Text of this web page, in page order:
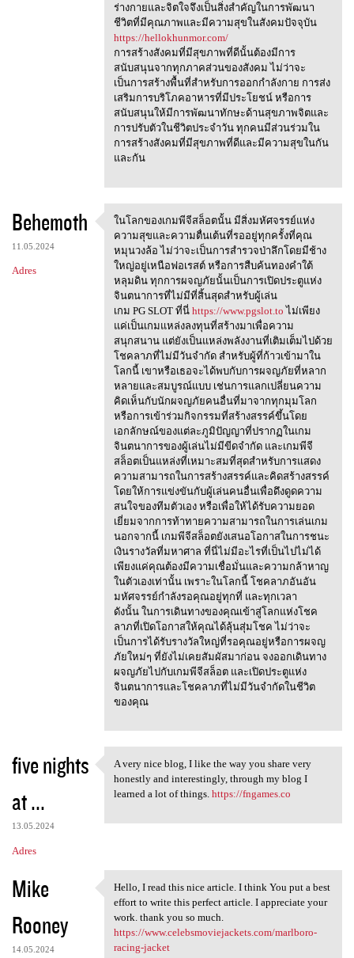
ร่างกายและจิตใจจึงเป็นสิ่งสำคัญในการพัฒนา
ชีวิตที่มีคุณภาพและมีความสุขในสังคมปัจจุบัน
https://hellokhunmor.com/
การสร้างสังคมที่มีสุขภาพที่ดีนั้นต้องมีการ
สนับสนุนจากทุกภาคส่วนของสังคม ไม่ว่าจะ
เป็นการสร้างพื้นที่สำหรับการออกกำลังกาย การส่ง
เสริมการบริโภคอาหารที่มีประโยชน์ หรือการ
สนับสนุนให้มีการพัฒนาทักษะด้านสุขภาพจิตและ
การปรับตัวในชีวิตประจำวัน ทุกคนมีส่วนร่วมใน
การสร้างสังคมที่มีสุขภาพที่ดีและมีความสุขในกัน
และกัน
Behemoth
11.05.2024
Adres
ในโลกของเกมพีจีสล็อตนั้น
ในโลกของเกมพีจีสล็อตนั้น มีสิ่งมหัศจรรย์แห่ง
ความสุขและความตื่นเต้นที่รออยู่ทุกครั้งที่คุณ
หมุนวงล้อ ไม่ว่าจะเป็นการสำรวจป่าลึกโดยมีช้าง
ใหญ่อยู่เหนือฟอเรสต์ หรือการสืบค้นทองคำใต้
หลุมดิน ทุกการผจญภัยนั้นเป็นการเปิดประตูแห่ง
จินตนาการที่ไม่มีที่สิ้นสุดสำหรับผู้เล่น
เกม PG SLOT ที่นี่ https://www.pgslot.to ไม่เพียง
แค่เป็นเกมแหล่งลงทุนที่สร้างมาเพื่อความ
สนุกสนาน แต่ยังเป็นแหล่งพลังงานที่เติมเต็มไปด้วย
โชคลาภที่ไม่มีวันจำกัด สำหรับผู้ที่ก้าวเข้ามาใน
โลกนี้ เขาหรือเธอจะได้พบกับการผจญภัยที่หลาก
หลายและสมบูรณ์แบบ เช่นการแลกเปลี่ยนความ
คิดเห็นกับนักผจญภัยคนอื่นที่มาจากทุกมุมโลก
หรือการเข้าร่วมกิจกรรมที่สร้างสรรค์ขึ้นโดย
เอกลักษณ์ของแต่ละภูมิปัญญาที่ปรากฏในเกม
จินตนาการของผู้เล่นไม่มีขีดจำกัด และเกมพีจี
สล็อตเป็นแหล่งที่เหมาะสมที่สุดสำหรับการแสดง
ความสามารถในการสร้างสรรค์และคิดสร้างสรรค์
โดยให้การแข่งขันกับผู้เล่นคนอื่นเพื่อดึงดูดความ
สนใจของทีมตัวเอง หรือเพื่อให้ได้รับความยอด
เยี่ยมจากการท้าทายความสามารถในการเล่นเกม
นอกจากนี้ เกมพีจีสล็อตยังเสนอโอกาสในการชนะ
เงินรางวัลที่มหาศาล ที่นี่ไม่มีอะไรที่เป็นไปไม่ได้
เพียงแค่คุณต้องมีความเชื่อมั่นและความกล้าหาญ
ในตัวเองเท่านั้น เพราะในโลกนี้ โชคลาภอันอัน
มหัศจรรย์กำลังรอคุณอยู่ทุกที่ และทุกเวลา
ดังนั้น ในการเดินทางของคุณเข้าสู่โลกแห่งโชค
ลาภที่เปิดโอกาสให้คุณได้ลุ้นสุ่มโชค ไม่ว่าจะ
เป็นการได้รับรางวัลใหญ่ที่รอคุณอยู่หรือการผจญ
ภัยใหม่ๆ ที่ยังไม่เคยสัมผัสมาก่อน จงออกเดินทาง
ผจญภัยไปกับเกมพีจีสล็อต และเปิดประตูแห่ง
จินตนาการและโชคลาภที่ไม่มีวันจำกัดในชีวิต
ของคุณ
five nights
at ...
13.05.2024
Adres
A very nice blog, I like the
A very nice blog, I like the way you share very
honestly and interestingly, through my blog I
learned a lot of things. https://fngames.co
Mike
Rooney
14.05.2024
Hello, I read this nice
Hello, I read this nice article. I think You put a best
effort to write this perfect article. I appreciate your
work. thank you so much.
https://www.celebsmoviejackets.com/marlboro-
racing-jacket